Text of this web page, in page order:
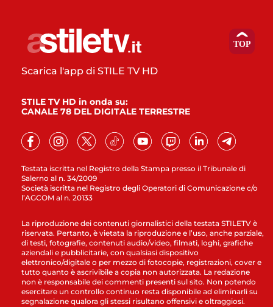
Testata iscritta nel Registro della Stampa presso il Tribunale di
Salerno al n. 34/2009
Società iscritta nel Registro degli Operatori di Comunicazione c/o
l’AGCOM al n. 20133
Scarica l'app di STILE TV HD
STILE TV HD in onda su:
CANALE 78 DEL DIGITALE TERRESTRE
La riproduzione dei contenuti giornalistici della testata STILETV è
riservata. Pertanto, è vietata la riproduzione e l’uso, anche parziale,
di testi, fotografie, contenuti audio/video, filmati, loghi, grafiche
aziendali e pubblicitarie, con qualsiasi dispositivo
elettronico/digitale o per mezzo di fotocopie, registrazioni, cover e
tutto quanto è ascrivibile a copia non autorizzata. La redazione
non è responsabile dei commenti presenti sul sito. Non potendo
esercitare un controllo continuo resta disponibile ad eliminarli su
segnalazione qualora gli stessi risultano offensivi e oltraggiosi.